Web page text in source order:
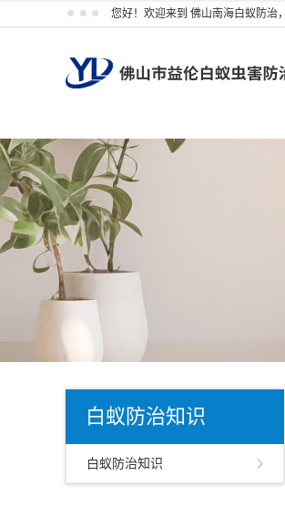
您好！欢迎来到 佛山南海白蚁防治
白蚁防治知识
白蚁防治知识